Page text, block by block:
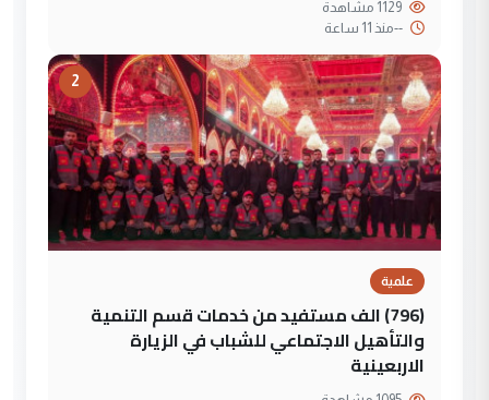
--منذ 11 ساعة
2
علمية
(796) الف مستفيد من خدمات قسم التنمية
والتأهيل الاجتماعي للشباب في الزيارة
الاربعينية